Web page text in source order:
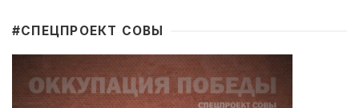
#CПЕЦПРОЕКТ СОВЫ